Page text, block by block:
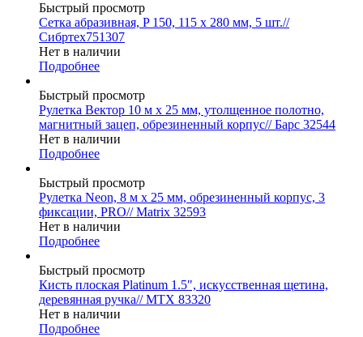
Быстрый просмотр
Сетка абразивная, P 150, 115 х 280 мм, 5 шт.//
Сибртех751307
Нет в наличии
Подробнее
Быстрый просмотр
Рулетка Вектор 10 м х 25 мм, утолщенное полотно,
магнитный зацеп, обрезиненный корпус// Барс 32544
Нет в наличии
Подробнее
Быстрый просмотр
Рулетка Neon, 8 м x 25 мм, обрезиненный корпус, 3
фиксации, PRO// Matrix 32593
Нет в наличии
Подробнее
Быстрый просмотр
Кисть плоская Platinum 1.5", искусственная щетина,
деревянная ручка// MTX 83320
Нет в наличии
Подробнее